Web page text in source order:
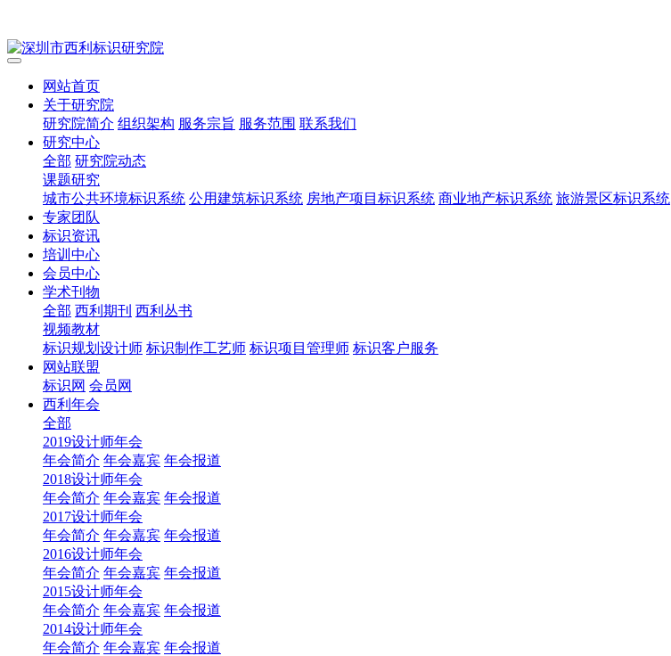
网站首页
关于研究院
研究院简介 组织架构 服务宗旨 服务范围 联系我们
研究中心
全部 研究院动态
课题研究
城市公共环境标识系统 公用建筑标识系统 房地产项目标识系统 商业地产标识系统 旅游景区标识系统
专家团队
标识资讯
培训中心
会员中心
学术刊物
全部 西利期刊 西利丛书
视频教材
标识规划设计师 标识制作工艺师 标识项目管理师 标识客户服务
网站联盟
标识网 会员网
西利年会
全部
2019设计师年会
年会简介 年会嘉宾 年会报道
2018设计师年会
年会简介 年会嘉宾 年会报道
2017设计师年会
年会简介 年会嘉宾 年会报道
2016设计师年会
年会简介 年会嘉宾 年会报道
2015设计师年会
年会简介 年会嘉宾 年会报道
2014设计师年会
年会简介 年会嘉宾 年会报道